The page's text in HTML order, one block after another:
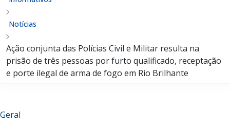
Notícias
Ação conjunta das Polícias Civil e Militar resulta na
prisão de três pessoas por furto qualificado, receptação
e porte ilegal de arma de fogo em Rio Brilhante
Geral